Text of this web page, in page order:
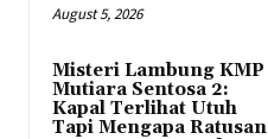
August 5, 2026
Misteri Lambung KMP
Mutiara Sentosa 2:
Kapal Terlihat Utuh
Tapi Mengapa Ratusan